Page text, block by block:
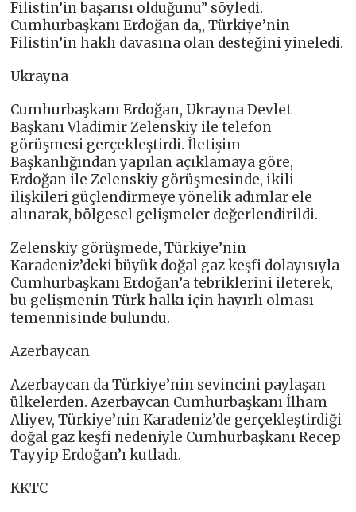
Filistin’in başarısı olduğunu” söyledi.
Cumhurbaşkanı Erdoğan da,, Türkiye’nin
Filistin’in haklı davasına olan desteğini yineledi.
Ukrayna
Cumhurbaşkanı Erdoğan, Ukrayna Devlet
Başkanı Vladimir Zelenskiy ile telefon
görüşmesi gerçekleştirdi. İletişim
Başkanlığından yapılan açıklamaya göre,
Erdoğan ile Zelenskiy görüşmesinde, ikili
ilişkileri güçlendirmeye yönelik adımlar ele
alınarak, bölgesel gelişmeler değerlendirildi.
Zelenskiy görüşmede, Türkiye’nin
Karadeniz’deki büyük doğal gaz keşfi dolayısıyla
Cumhurbaşkanı Erdoğan’a tebriklerini ileterek,
bu gelişmenin Türk halkı için hayırlı olması
temennisinde bulundu.
Azerbaycan
Azerbaycan da Türkiye’nin sevincini paylaşan
ülkelerden. Azerbaycan Cumhurbaşkanı İlham
Aliyev, Türkiye’nin Karadeniz’de gerçekleştirdiği
doğal gaz keşfi nedeniyle Cumhurbaşkanı Recep
Tayyip Erdoğan’ı kutladı.
KKTC